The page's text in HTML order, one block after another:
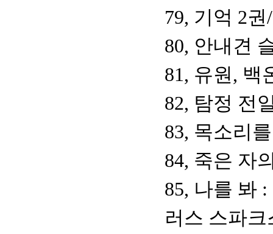
79, 기억 2
80, 안내견
81, 유원, 백
82, 탐정 전
83, 목소리
84, 죽은 자
85, 나를 봐
러스 스파